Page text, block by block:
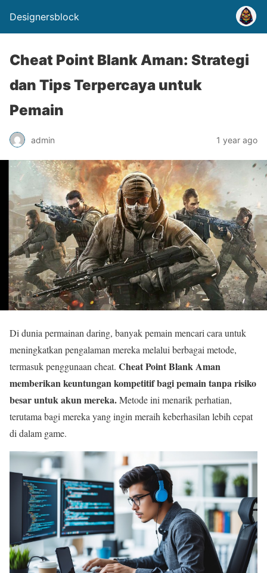
Designersblock
Cheat Point Blank Aman: Strategi
dan Tips Terpercaya untuk
Pemain
admin 1 year ago
Di dunia permainan daring, banyak pemain mencari cara untuk
meningkatkan pengalaman mereka melalui berbagai metode,
termasuk penggunaan cheat. Cheat Point Blank Aman
memberikan keuntungan kompetitif bagi pemain tanpa risiko
besar untuk akun mereka.Metode ini menarik perhatian,
terutama bagi mereka yang ingin meraih keberhasilan lebih cepat
di dalam game.